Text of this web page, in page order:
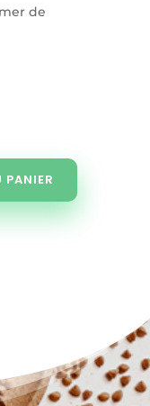
de
PANIER